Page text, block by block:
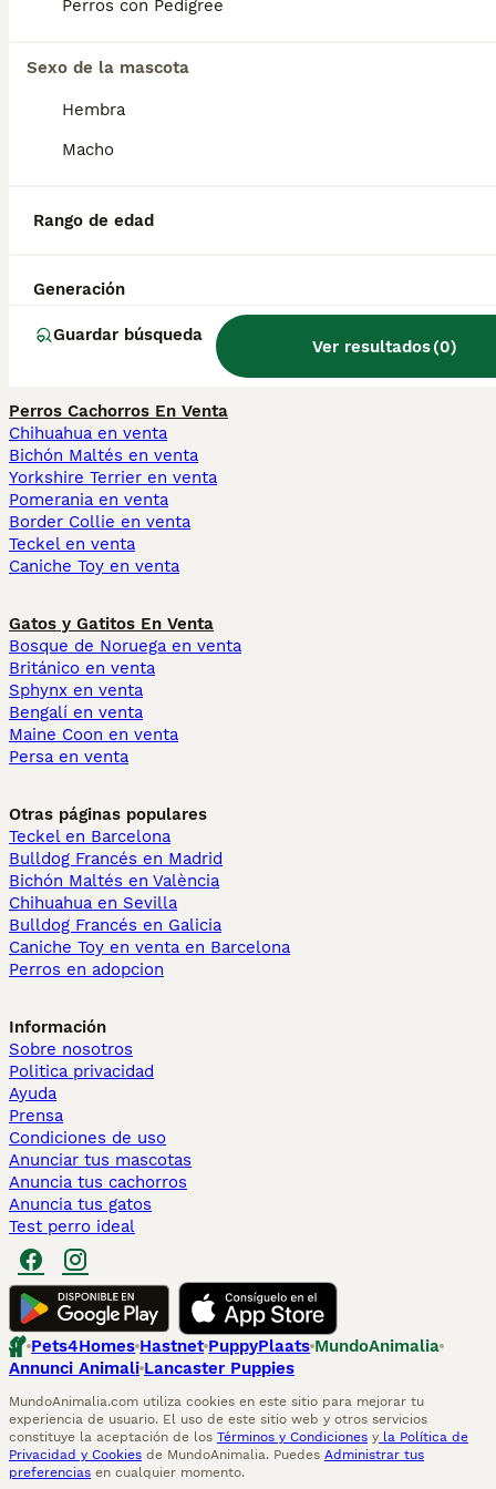
Perros con Pedigree
Sexo de la mascota
Hembra
Macho
Rango de edad
Generación
Guardar búsqueda
Ver resultados(0)
¿Cuánto cuesta un cachorro
de Deerhound?
Deerhound?
¿Qué tamaño tiene un
Deerhound?
Perros Cachorros En Venta
Chihuahua en venta
Bichón Maltés en venta
Yorkshire Terrier en venta
Pomerania en venta
Border Collie en venta
Teckel en venta
Caniche Toy en venta
Gatos y Gatitos En Venta
Bosque de Noruega en venta
Británico en venta
Sphynx en venta
Bengalí en venta
Maine Coon en venta
Persa en venta
Otras páginas populares
Teckel en Barcelona
Bulldog Francés en Madrid
Bichón Maltés en València
Chihuahua en Sevilla
Bulldog Francés en Galicia
Caniche Toy en venta en Barcelona
Perros en adopcion
Información
Sobre nosotros
Politica privacidad
Ayuda
Prensa
Condiciones de uso
Anunciar tus mascotas
Anuncia tus cachorros
Anuncia tus gatos
Test perro ideal
Pets4Homes Hastnet PuppyPlaats MundoAnimalia
Annunci Animali Lancaster Puppies
MundoAnimalia.com utiliza cookies en este sitio para mejorar tu
experiencia de usuario. El uso de este sitio web y otros servicios
constituye la aceptación de los Términos y Condiciones y la Política de
Privacidad y Cookies de MundoAnimalia. Puedes Administrar tus
preferencias en cualquier momento.